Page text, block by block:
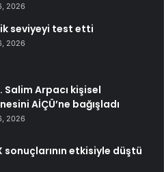
2026
seviyeyi test etti
2026
Salim Arpacı kişisel
AİÇÜ’ne bağışladı
2026
etkisiyle düştü